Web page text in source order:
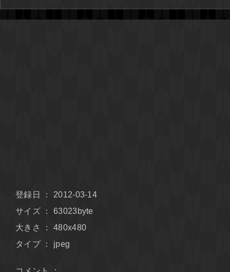
登録日 ： 2012-03-14
サイズ ： 63023byte
大きさ ： 480x480
タイプ ： jpeg